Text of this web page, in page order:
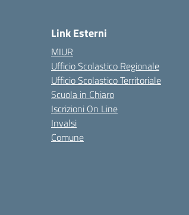
Link Esterni
MIUR
Ufficio Scolastico Regionale
Ufficio Scolastico Territoriale
Scuola in Chiaro
Iscrizioni On Line
Invalsi
Comune